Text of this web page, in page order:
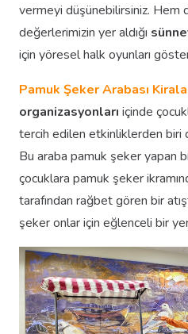
vermeyi düşünebilirsiniz. Hem
değerlerimizin yer aldığı
için yöresel halk oyunları
Pamuk Şeker Arabası
organizasyonları içinde
tercih edilen etkinliklerden biri
Bu araba pamuk şeker yapan
çocuklara pamuk şeker
tarafından rağbet gören bir
şeker onlar için eğlenceli bir